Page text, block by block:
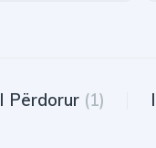
I Përdorur (1)